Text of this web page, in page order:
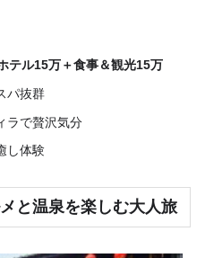
テル15万＋食事＆観光15万
パ抜群
ラで贅沢気分
し体験
と温泉を楽しむ大人旅